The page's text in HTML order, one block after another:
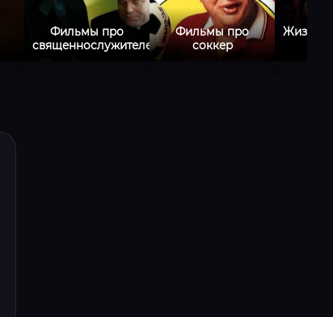
Фильмы про
священнослужителей
Фильмы про
соккер